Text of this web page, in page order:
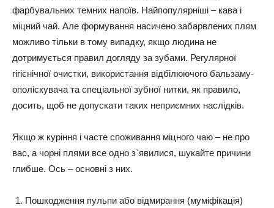
фарбувальних темних напоїв. Найпопулярніші – кава і
міцний чай. Але формування насичено забарвлених плям
можливо тільки в тому випадку, якщо людина не
дотримується правил догляду за зубами. Регулярної
гігієнічної очистки, використання відбілюючого бальзаму-
ополіскувача та спеціальної зубної нитки, як правило,
досить, щоб не допускати таких неприємних наслідків.
Якщо ж куріння і часте споживання міцного чаю – не про
вас, а чорні плями все одно з`явилися, шукайте причини
глибше. Ось – основні з них.
Пошкодження пульпи або відмирання (муміфікація)